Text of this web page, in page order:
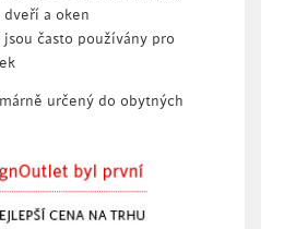
a oken
často používány pro
určený do obytných